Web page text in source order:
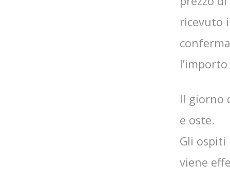
ricevuto
Il giorno
e oste.
Gli ospiti
viene